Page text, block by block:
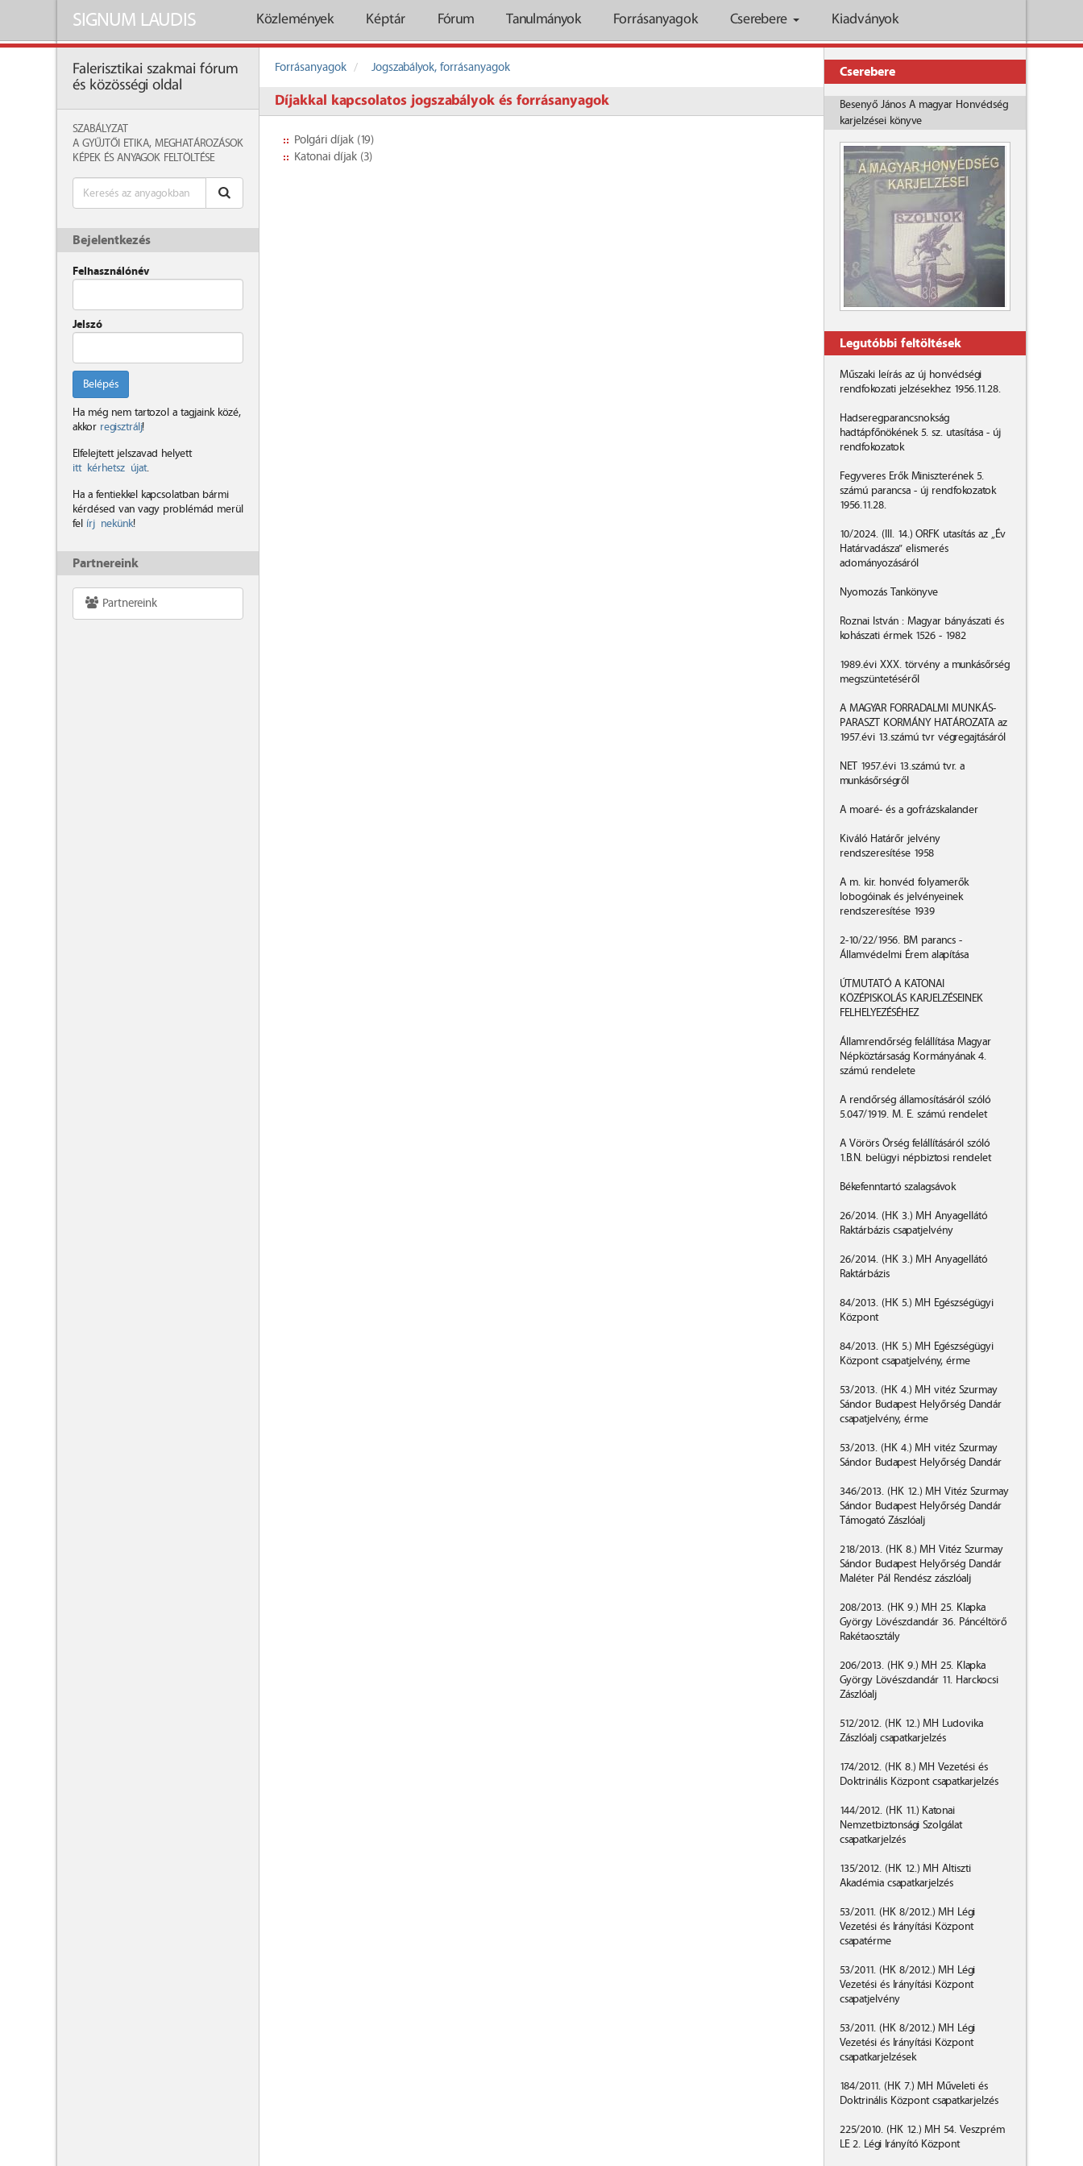
SIGNUM LAUDIS Közlemények Képtár Fórum Tanulmányok Forrásanyagok Cserebere Kiadványok
Falerisztikai szakmai fórum
és közösségi oldal
SZABÁLYZAT
A GYŰJTŐI ETIKA, MEGHATÁROZÁSOK
KÉPEK ÉS ANYAGOK FELTÖLTÉSE
Bejelentkezés
Felhasználónév
Jelszó
Belépés
Ha még nem tartozol a tagjaink közé,
akkor regisztrálj!
Elfelejtett jelszavad helyett
itt kérhetsz újat.
Ha a fentiekkel kapcsolatban bármi
kérdésed van vagy problémád merül
fel írj nekünk!
Partnereink
Partnereink
Forrásanyagok Jogszabályok, forrásanyagok
Díjakkal kapcsolatos jogszabályok és forrásanyagok
Polgári díjak (19)
Katonai díjak (3)
Cserebere
Besenyő János A magyar Honvédség
karjelzései könyve
Legutóbbi feltöltések
Műszaki leírás az új honvédségi
rendfokozati jelzésekhez 1956.11.28.
Hadseregparancsnokság
hadtápfőnökének 5. sz. utasítása - új
rendfokozatok
Fegyveres Erők Miniszterének 5.
számú parancsa - új rendfokozatok
1956.11.28.
10/2024. (III. 14.) ORFK utasítás az „Év
Határvadásza” elismerés
adományozásáról
Nyomozás Tankönyve
Roznai István : Magyar bányászati és
kohászati érmek 1526 - 1982
1989.évi XXX. törvény a munkásőrség
megszüntetéséről
A MAGYAR FORRADALMI MUNKÁS-
PARASZT KORMÁNY HATÁROZATA az
1957.évi 13.számú tvr végregajtásáról
NET 1957.évi 13.számú tvr. a
munkásőrségről
A moaré- és a gofrázskalander
Kiváló Határőr jelvény
rendszeresítése 1958
A m. kir. honvéd folyamerők
lobogóinak és jelvényeinek
rendszeresítése 1939
2-10/22/1956. BM parancs -
Államvédelmi Érem alapítása
ÚTMUTATÓ A KATONAI
KÖZÉPISKOLÁS KARJELZÉSEINEK
FELHELYEZÉSÉHEZ
Államrendőrség felállítása Magyar
Népköztársaság Kormányának 4.
számú rendelete
A rendőrség államosításáról szóló
5.047/1919. M. E. számú rendelet
A Vörörs Örség felállításáról szóló
1.B.N. belügyi népbiztosi rendelet
Békefenntartó szalagsávok
​26/2014. (HK 3.) MH Anyagellátó
Raktárbázis csapatjelvény
26/2014. (HK 3.) MH Anyagellátó
Raktárbázis
84/2013. (HK 5.) MH Egészségügyi
Központ
​84/2013. (HK 5.) MH Egészségügyi
Központ csapatjelvény, érme
​53/2013. (HK 4.) MH vitéz Szurmay
Sándor Budapest Helyőrség Dandár
csapatjelvény, érme
​53/2013. (HK 4.) MH vitéz Szurmay
Sándor Budapest Helyőrség Dandár
346/2013. (HK 12.) MH Vitéz Szurmay
Sándor Budapest Helyőrség Dandár
Támogató Zászlóalj
​218/2013. (HK 8.) MH Vitéz Szurmay
Sándor Budapest Helyőrség Dandár
Maléter Pál Rendész zászlóalj
​208/2013. (HK 9.) MH 25. Klapka
György Lövészdandár 36. Páncéltörő
Rakétaosztály
206/2013. (HK 9.) MH 25. Klapka
György Lövészdandár 11. Harckocsi
Zászlóalj
​512/2012. (HK 12.) MH Ludovika
Zászlóalj csapatkarjelzés
174/2012. (HK 8.) MH Vezetési és
Doktrinális Központ csapatkarjelzés
144/2012. (HK 11.) Katonai
Nemzetbiztonsági Szolgálat
csapatkarjelzés
135/2012. (HK 12.) MH Altiszti
Akadémia csapatkarjelzés
53/2011. (HK 8/2012.) MH Légi
Vezetési és Irányítási Központ
csapatérme
53/2011. (HK 8/2012.) MH Légi
Vezetési és Irányítási Központ
csapatjelvény
​53/2011. (HK 8/2012.) MH Légi
Vezetési és Irányítási Központ
csapatkarjelzések
184/2011. (HK 7.) MH Műveleti és
Doktrinális Központ csapatkarjelzés
225/2010. (HK 12.) MH 54. Veszprém
LE 2. Légi Irányító Központ